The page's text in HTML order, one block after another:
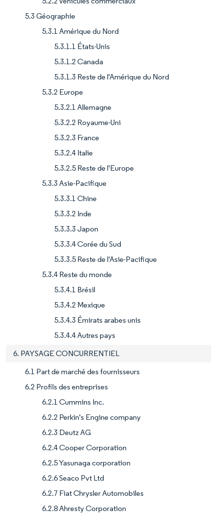
5.3 Géographie
5.3.1 Amérique du Nord
5.3.1.1 États-Unis
5.3.1.2 Canada
5.3.1.3 Reste de l'Amérique du Nord
5.3.2 Europe
5.3.2.1 Allemagne
5.3.2.2 Royaume-Uni
5.3.2.3 France
5.3.2.4 Italie
5.3.2.5 Reste de l'Europe
5.3.3 Asie-Pacifique
5.3.3.1 Chine
5.3.3.2 Inde
5.3.3.3 Japon
5.3.3.4 Corée du Sud
5.3.3.5 Reste de l'Asie-Pacifique
5.3.4 Reste du monde
5.3.4.1 Brésil
5.3.4.2 Mexique
5.3.4.3 Émirats arabes unis
5.3.4.4 Autres pays
6. PAYSAGE CONCURRENTIEL
6.1 Part de marché des fournisseurs
6.2 Profils des entreprises
6.2.1 Cummins Inc.
6.2.2 Perkin's Engine company
6.2.3 Deutz AG
6.2.4 Cooper Corporation
6.2.5 Yasunaga corporation
6.2.6 Seaco Pvt Ltd
6.2.7 Fiat Chrysler Automobiles
6.2.8 Ahresty Corporation